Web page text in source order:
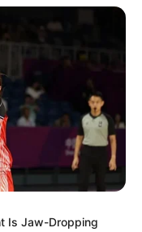
Watch
το σχέδιο
της
Μπάιντεν για
Is Jaw-Dropping